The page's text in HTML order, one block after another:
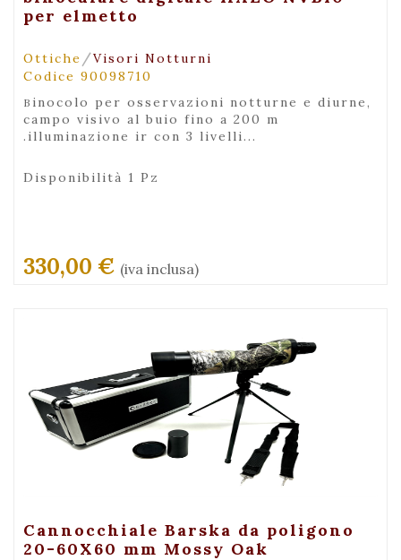
per elmetto
Ottiche /Visori Notturni
Codice 90098710
binocolo per osservazioni notturne e diurne,
campo visivo al buio fino a 200 m
.illuminazione ir con 3 livelli...
Disponibilità 1 Pz
330,00 € (iva inclusa)
+ Visualizza
Cannocchiale Barska da poligono
20-60X60 mm Mossy Oak